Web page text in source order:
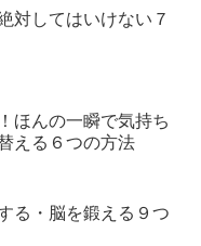
対してはいけない７
ほんの一瞬で気持ち
える６つの方法
る・脳を鍛える９つ